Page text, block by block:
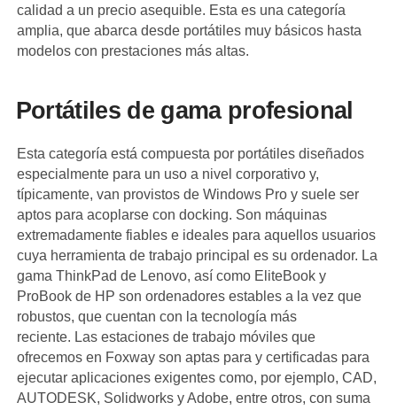
calidad a un precio asequible. Esta es una categoría
amplia, que abarca desde portátiles muy básicos hasta
modelos con prestaciones más altas.
Portátiles de gama profesional
Esta categoría está compuesta por portátiles diseñados
especialmente para un uso a nivel corporativo y,
típicamente, van provistos de Windows Pro y suele ser
aptos para acoplarse con docking. Son máquinas
extremadamente fiables e ideales para aquellos usuarios
cuya herramienta de trabajo principal es su ordenador. La
gama ThinkPad de Lenovo, así como EliteBook y
ProBook de HP son ordenadores estables a la vez que
robustos, que cuentan con la tecnología más
reciente. Las estaciones de trabajo móviles que
ofrecemos en Foxway son aptas para y certificadas para
ejecutar aplicaciones exigentes como, por ejemplo, CAD,
AUTODESK, Solidworks y Adobe, entre otros, con suma